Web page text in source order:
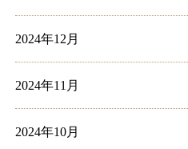
2024年12月
2024年11月
2024年10月